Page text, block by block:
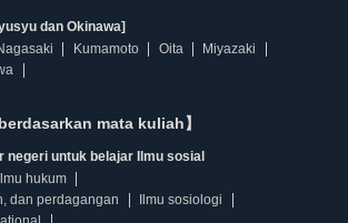
dan Okinawa]
Kumamoto Oita
Miyazaki
mata kuliah】
negeri untuk belajar Ilmu sosial
Ilmu hukum
dan perdagangan
Ilmu sosiologi